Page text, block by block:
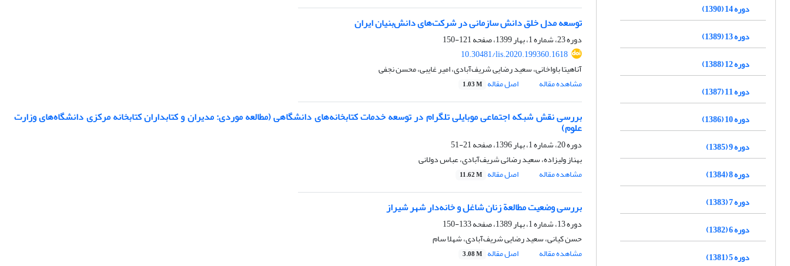
توسعه مدل خلق دانش سازمانی در شرکت‌های دانش‌بنیان ایران
دوره 23، شماره 1، بهار 1399، صفحه
121-150
10.30481/lis.2020.199360.1618
آناهیتا باواخانی، سعید رضایی شریف‌آبادی، امیر غایبی، محسن نجفی
مشاهده مقاله
اصل مقاله 1.03 M
بررسی نقش شبکه‌ اجتماعی موبایلی تلگرام در توسعه خدمات کتابخانه‌های دانشگاهی (مطالعه موردی: مدیران و کتابداران کتابخانه‌ مرکزی دانشگاه‌های وزارت
علوم)
دوره 20، شماره 1، بهار 1396، صفحه
21-51
بهناز ولیزاده، سعید رضائی شریف‌آبادی، عباس دولانی
مشاهده مقاله
اصل مقاله 11.62 M
بررسی وضعیت مطالعة زنان شاغل و خانه‌دار شهر شیراز
دوره 13، شماره 1، بهار 1389، صفحه
133-150
حسن کیانی، سعید رضایی شریف‌آبادی، شهلا سام
مشاهده مقاله
اصل مقاله 3.08 M
دوره 14 (1390)
دوره 13 (1389)
دوره 12 (1388)
دوره 11 (1387)
دوره 10 (1386)
دوره 9 (1385)
دوره 8 (1384)
دوره 7 (1383)
دوره 6 (1382)
دوره 5 (1381)